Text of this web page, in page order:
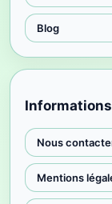
Blog
Informations
Nous
Mentions